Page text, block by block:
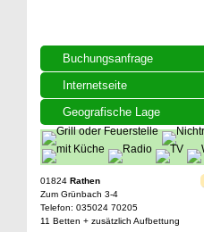
Buchungsanfrage
Internetseite
Geografische Lage
01824 Rathen
Zum Grünbach 3-4
Telefon: 035024 70205
11 Betten + zusätzlich Aufbettung